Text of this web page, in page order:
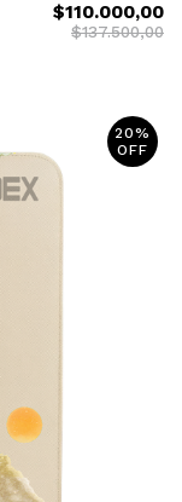
$110.000,00
$137.500,00
20%
OFF